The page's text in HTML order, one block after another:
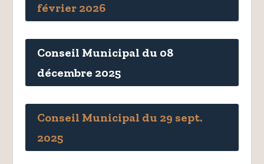
février 2026
Conseil Municipal du 08
décembre 2025
Conseil Municipal du 29 sept.
2025